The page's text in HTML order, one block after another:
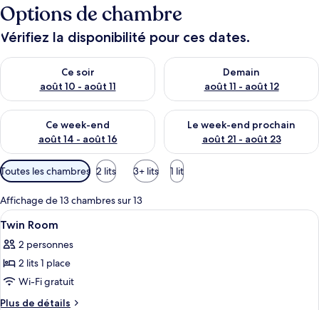
Options de chambre
Vérifiez la disponibilité pour ces dates.
Ce soir
août 10 - août 11
Vérifier la disponibilité pour ce soir août 10 - août 11
Demain
août 11 - août 12
Vérifier la disponibilité pour
Ce week-end
août 14 - août 16
Vérifier la disponibilité pour ce week-end août 14 - août 16
Le week-end prochain
août 21 - août 23
Vérifier la disponibilité pour
Filtres
disponibles
pour
les
chambres
Toutes les chambres 2 lits 3+ lits 1 lit
Affichage de 13 chambres sur 13
Afficher
toutes
les
photos
pour
ce
Espace de travail pour ordinateur
1
Twin Room
2 personnes
2 lits 1 place
Wi-Fi gratuit
Plus de détails
Plus